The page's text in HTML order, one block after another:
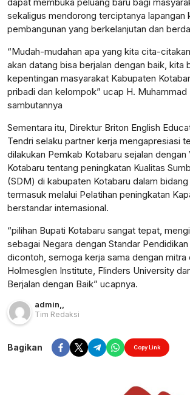
sekaligus mendorong terciptanya lapangan
pembangunan yang berkelanjutan dan
“Mudah-mudahan apa yang kita cita-
akan datang bisa berjalan dengan baik, kita
kepentingan masyarakat Kabupaten
pribadi dan kelompok” ucap H. Muhammad
sambutannya
Sementara itu, Direktur Briton English
Tendri selaku partner kerja mengapresiasi
dilakukan Pemkab Kotabaru sejalan dengan
Kotabaru tentang peningkatan Kualitas
(SDM) di kabupaten Kotabaru dalam
termasuk melalui Pelatihan peningkatan
berstandar internasional.
“pilihan Bupati Kotabaru sangat tepat,
sebagai Negara dengan Standar
dicontoh, semoga kerja sama dengan mitra
Holmesglen Institute, Flinders University
Berjalan dengan Baik” ucapnya.
admin
Tim Redaksi
Bagikan Copy Link